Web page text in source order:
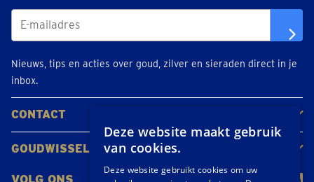
Nieuws, tips en acties over goud, zilver en sieraden direct in je
inbox.
CONTACT
Neem contact op
Maak een afspraak
Locaties
GOUDWISSELKANTOOR
Deze website maakt gebruik
van cookies.
Deze website gebruikt cookies om uw